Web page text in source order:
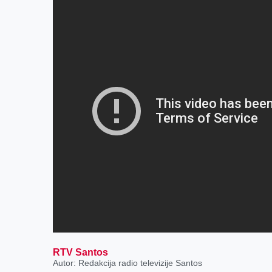
RTV Santos
Autor: Redakcija radio televizije Santos